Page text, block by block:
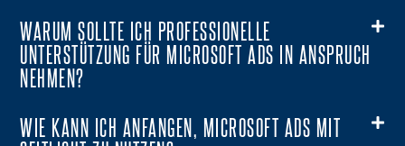
WARUM SOLLTE ICH PROFESSIONELLE
UNTERSTÜTZUNG FÜR MICROSOFT ADS IN ANSPRUCH
NEHMEN?
WIE KANN ICH ANFANGEN, MICROSOFT ADS MIT